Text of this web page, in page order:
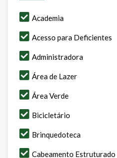
Academia
Acesso para Deficientes
Administradora
Área de Lazer
Área Verde
Bicicletário
Brinquedoteca
Cabeamento Estruturado